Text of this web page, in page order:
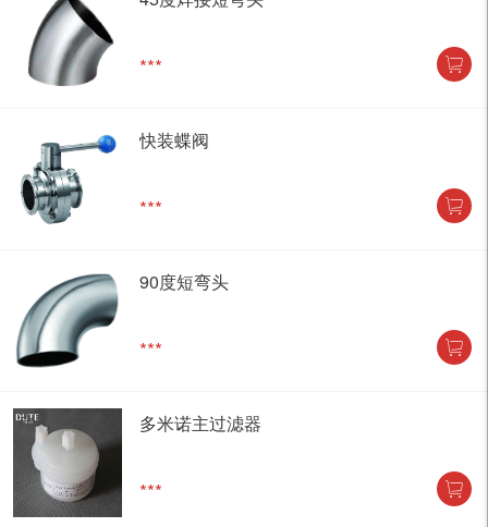
***
快装蝶阀
***
90度短弯头
***
多米诺主过滤器
***